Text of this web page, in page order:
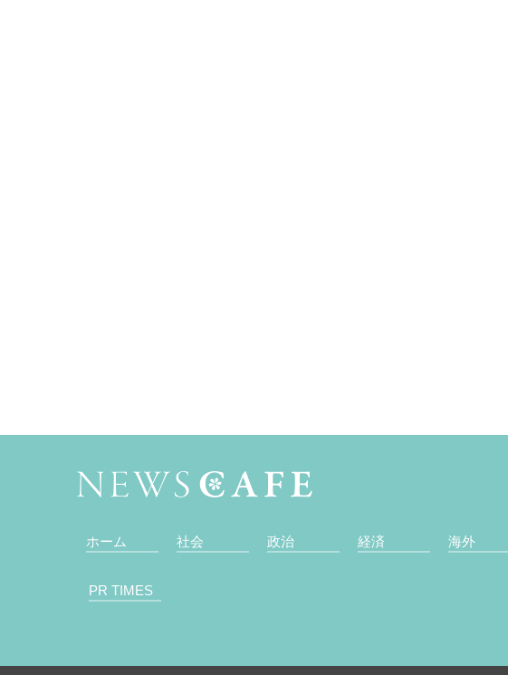
ホーム 社会 政治 経済 海外
PR TIMES